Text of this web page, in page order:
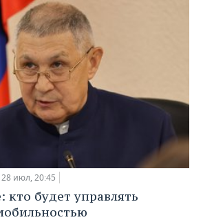
28 июл, 20:45
кто будет управлять